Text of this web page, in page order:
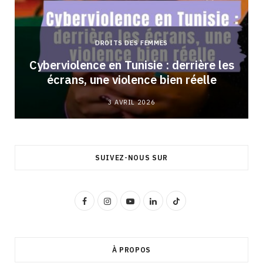
DROITS DES FEMMES
Cyberviolence en Tunisie : derrière les
écrans, une violence bien réelle
3 AVRIL 2026
SUIVEZ-NOUS SUR
F
I
Y
L
T
À PROPOS